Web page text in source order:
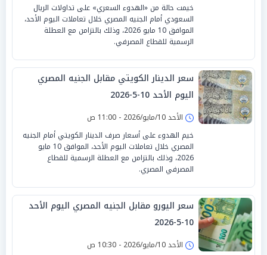
خيمت حالة من «الهدوء السعري» على تداولات الريال
السعودي أمام الجنيه المصري خلال تعاملات اليوم الأحد،
الموافق 10 مايو 2026، وذلك بالتزامن مع العطلة
الرسمية للقطاع المصرفي.
سعر الدينار الكويتي مقابل الجنيه المصري
اليوم الأحد 10-5-2026
الأحد 10/مايو/2026 - 11:00 ص
خيم الهدوء على أسعار صرف الدينار الكويتي أمام الجنيه
المصري خلال تعاملات اليوم الأحد، الموافق 10 مايو
2026، وذلك بالتزامن مع العطلة الرسمية للقطاع
المصرفي المصري.
سعر اليورو مقابل الجنيه المصري اليوم الأحد
10-5-2026
الأحد 10/مايو/2026 - 10:30 ص